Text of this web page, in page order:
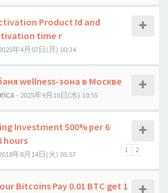
Product Id and
time r
年4月07日(月) 00:34
wellness-зона в Москве
- 2025年9月10日(水) 10:55
Investment 500% per 6
hours
1 2
年8月14日(火) 05:57
Bitcoins Pay 0.01 BTC get 1